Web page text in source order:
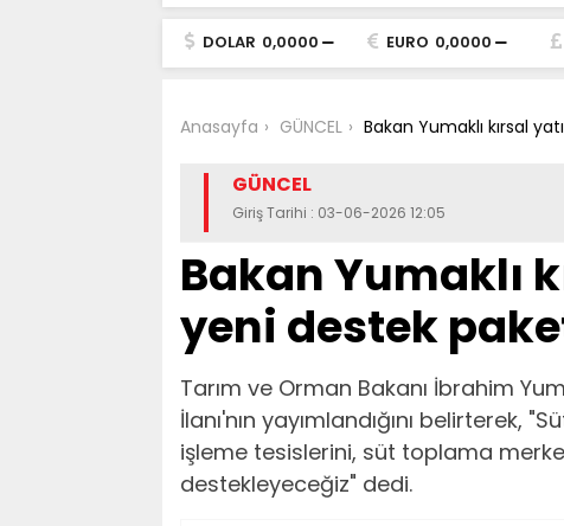
DOLAR 0,0000 EURO 0,0000
Anasayfa GÜNCEL Bakan Yumaklı kırsal
GÜNCEL
Giriş Tarihi : 03-06-2026 12:05
Bakan Yumaklı
yeni destek
Tarım ve Orman Bakanı İbrahim
İlanı'nın yayımlandığını belirterek,
işleme tesislerini, süt toplama
destekleyeceğiz" dedi.